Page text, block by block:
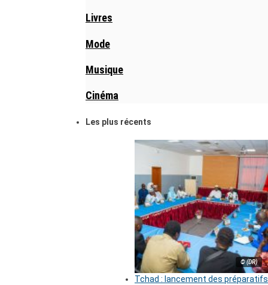
Livres
Mode
Musique
Cinéma
Les plus récents
© (DR)
Tchad : lancement des préparatifs